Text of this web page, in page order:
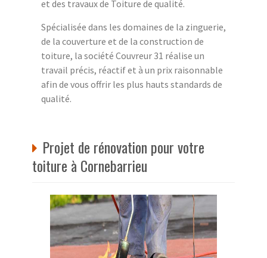
et des travaux de Toiture de qualité.
Spécialisée dans les domaines de la zinguerie,
de la couverture et de la construction de
toiture, la société Couvreur 31 réalise un
travail précis, réactif et à un prix raisonnable
afin de vous offrir les plus hauts standards de
qualité.
Projet de rénovation pour votre
toiture à Cornebarrieu